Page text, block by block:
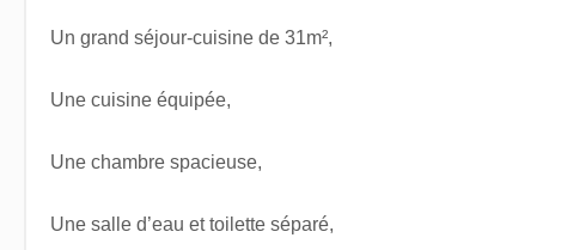
Un grand séjour-cuisine de 31m²,
Une cuisine équipée,
Une chambre spacieuse,
Une salle d’eau et toilette séparé,